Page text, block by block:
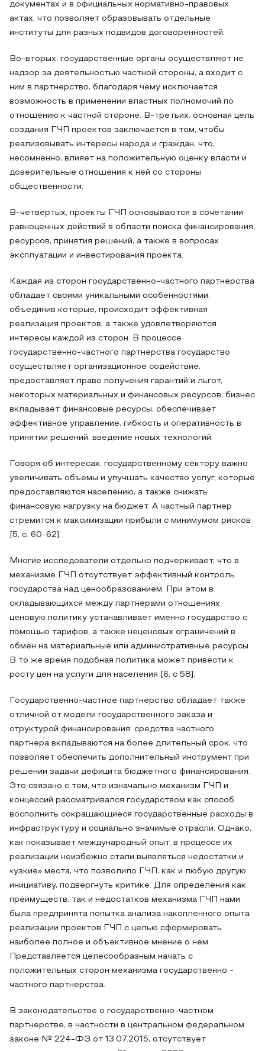
документах и в официальных нормативно-правовых
актах, что позволяет образовывать отдельные
институты для разных подвидов договоренностей.
Во-вторых, государственные органы осуществляют не
надзор за деятельностью частной стороны, а входит с
ним в партнерство, благодаря чему исключается
возможность в применении властных полномочий по
отношению к частной стороне. В-третьих, основная цель
создания ГЧП проектов заключается в том, чтобы
реализовывать интересы народа и граждан, что,
несомненно, влияет на положительную оценку власти и
доверительные отношения к ней со стороны
общественности.
В-четвертых, проекты ГЧП основываются в сочетании
равноценных действий в области поиска финансирования,
ресурсов, принятия решений, а также в вопросах
эксплуатации и инвестирования проекта.
Каждая из сторон государственно-частного партнерства
обладает своими уникальными особенностями,
объединив которые, происходит эффективная
реализация проектов, а также удовлетворяются
интересы каждой из сторон. В процессе
государственно-частного партнерства государство
осуществляет организационное содействие,
предоставляет право получения гарантий и льгот,
некоторых материальных и финансовых ресурсов, бизнес
вкладывает финансовые ресурсы, обеспечивает
эффективное управление, гибкость и оперативность в
принятии решений, введение новых технологий.
Говоря об интересах, государственному сектору важно
увеличивать объемы и улучшать качество услуг, которые
предоставляются населению, а также снижать
финансовую нагрузку на бюджет. А частный партнер
стремится к максимизации прибыли с минимумом рисков
[5, с. 60-62].
Многие исследователи отдельно подчеркивает, что в
механизме ГЧП отсутствует эффективный контроль
государства над ценообразованием. При этом в
складывающихся между партнерами отношениях
ценовую политику устанавливает именно государство с
помощью тарифов, а также неценовых ограничений в
обмен на материальные или административные ресурсы.
В то же время подобная политика может привести к
росту цен на услуги для населения [6, с 58].
Государственно-частное партнерство обладает также
отличной от модели государственного заказа и
структурой финансирования: средства частного
партнера вкладываются на более длительный срок, что
позволяет обеспечить дополнительный инструмент при
решении задачи дефицита бюджетного финансирования.
Это связано с тем, что изначально механизм ГЧП и
концессий рассматривался государством как способ
восполнить сокращающиеся государственные расходы в
инфраструктуру и социально значимые отрасли. Однако,
как показывает международный опыт, в процессе их
реализации неизбежно стали выявляться недостатки и
«узкие» места, что позволило ГЧП, как и любую другую
инициативу, подвергнуть критике. Для определения как
преимуществ, так и недостатков механизма ГЧП нами
была предпринята попытка анализа накопленного опыта
реализации проектов ГЧП с целью сформировать
наиболее полное и объективное мнение о нем.
Представляется целесообразным начать с
положительных сторон механизма государственно -
частного партнерства.
В законодательстве о государственно-частном
партнерстве, в частности в центральном федеральном
законе № 224-ФЗ от 13.07.2015, отсутствует